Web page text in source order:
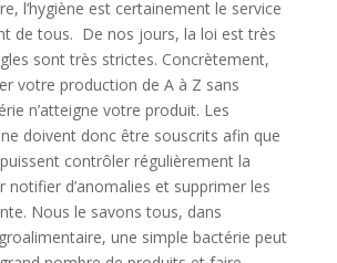
l’hygiène est certainement le service
de tous. De nos jours, la loi est très
sont très strictes. Concrètement,
votre production de A à Z sans
n’atteigne votre produit. Les
doivent donc être souscrits afin que
contrôler régulièrement la
notifier d’anomalies et supprimer les
Nous le savons tous, dans
une simple bactérie peut